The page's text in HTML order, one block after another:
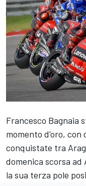
Francesco Bagnaia
momento d'oro,
conquistate tra
domenica scorsa
la sua terza pole